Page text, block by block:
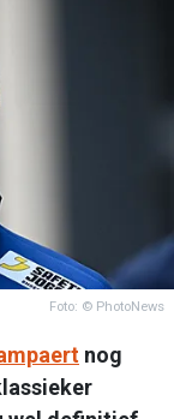
Foto: © PhotoNews
nog